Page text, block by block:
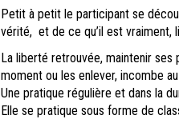
Petit à petit le participant se
vérité, et de ce qu’il est vraiment,
La liberté retrouvée, maintenir
moment ou les enlever, incombe
Une pratique régulière et dans la
Elle se pratique sous forme de